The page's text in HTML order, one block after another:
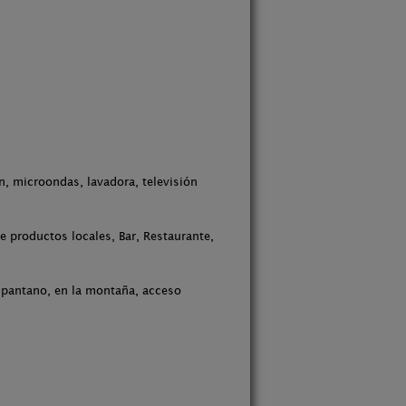
microondas, lavadora, televisión
locales, Bar, Restaurante,
en la montaña, acceso